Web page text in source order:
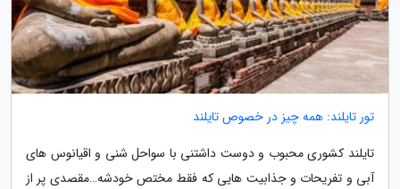
تور تایلند: همه چیز در خصوص تایلند
تایلند کشوری محبوب و دوست داشتنی با سواحل شنی و اقیانوس های
آبی و تفریحات و جذابیت هایی که فقط مختص خودشه…مقصدی پر از